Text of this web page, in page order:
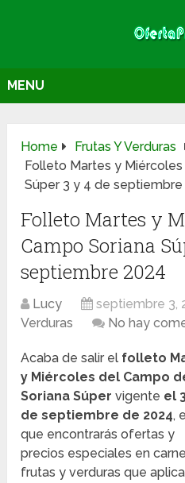
MENU
Home
Frutas Y Verduras
Folleto Martes y
Súper 3 y 4 de septiembre
Folleto Martes y
Campo Soriana
septiembre 2024
Lucy septiembre 3,
Verduras
No hay
Acaba de salir el folleto
y Miércoles del Campo
Soriana Súper vigente el
de septiembre de 2024,
que encontrarás ofertas y
precios especiales en
frutas y verduras que